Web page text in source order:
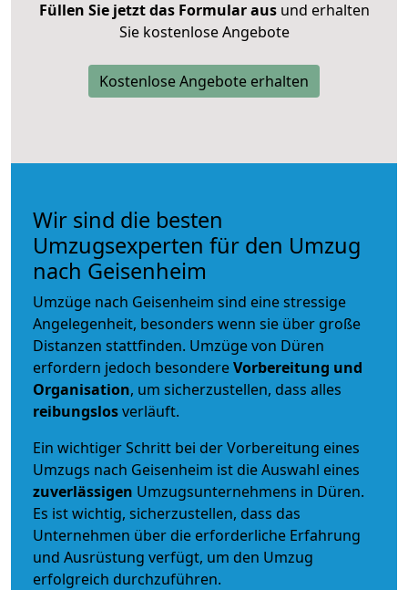
Füllen Sie jetzt das Formular ausund erhalten
Sie kostenlose Angebote
Kostenlose Angebote erhalten
Wir sind die besten
Umzugsexperten für den Umzug
nach Geisenheim
Umzüge nach Geisenheim sind eine stressige
Angelegenheit, besonders wenn sie über große
Distanzen stattfinden. Umzüge von Düren
erfordern jedoch besondereVorbereitung und
Organisation, um sicherzustellen, dass alles
reibungslosverläuft.
Ein wichtiger Schritt bei der Vorbereitung eines
Umzugs nach Geisenheim ist die Auswahl eines
zuverlässigen Umzugsunternehmens in Düren.
Es ist wichtig, sicherzustellen, dass das
Unternehmen über die erforderliche Erfahrung
und Ausrüstung verfügt, um den Umzug
erfolgreich durchzuführen.